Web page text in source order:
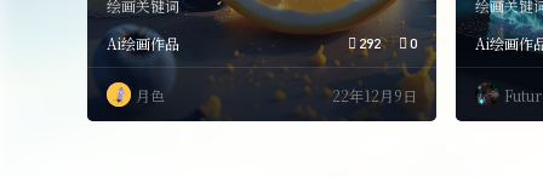
绘画关键词
Ai绘画作品
292 0
月色 22年12月9日
绘画关键
Ai绘画作